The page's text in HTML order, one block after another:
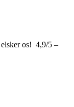
4,9/5 –